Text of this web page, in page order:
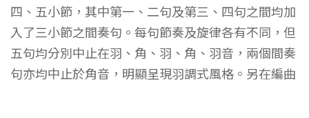
四、五小節，其中第一、二句及第三、四句之間均加
入了三小節之間奏句。每句節奏及旋律各有不同，但
五句均分別中止在羽、角、羽、角、羽音，兩個間奏
句亦均中止於角音，明顯呈現羽調式風格。另在編曲